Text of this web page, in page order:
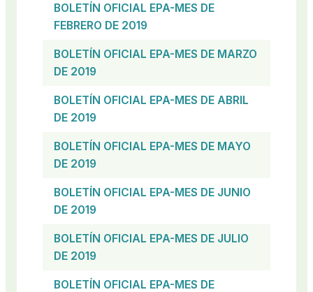
BOLETÍN OFICIAL EPA-MES DE
FEBRERO DE 2019
BOLETÍN OFICIAL EPA-MES DE MARZO
DE 2019
BOLETÍN OFICIAL EPA-MES DE ABRIL
DE 2019
BOLETÍN OFICIAL EPA-MES DE MAYO
DE 2019
BOLETÍN OFICIAL EPA-MES DE JUNIO
DE 2019
BOLETÍN OFICIAL EPA-MES DE JULIO
DE 2019
BOLETÍN OFICIAL EPA-MES DE